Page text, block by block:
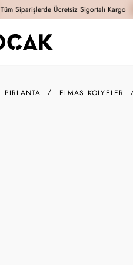
Tüm Siparişlerde Ücretsiz Sigortalı Kargo
PIRLANTA ELMAS KOLYELER